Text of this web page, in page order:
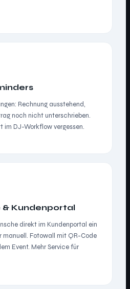
Rechnung ausstehend,
noch nicht unterschrieben.
im DJ-Workflow vergessen.
& Kundenportal
direkt im Kundenportal ein
manuell. Fotowall mit QR-Code
Event. Mehr Service für